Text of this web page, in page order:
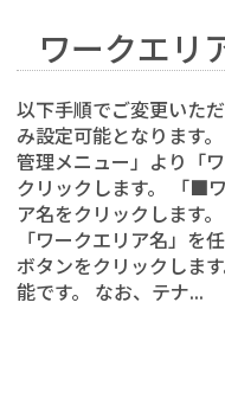
ワークエリ
以下手順でご変更いた
み設定可能となります
管理メニュー」より「
クリックします。 「■
ア名をクリックします
「ワークエリア名」を
ボタンをクリックしま
能です。 なお、テナ...